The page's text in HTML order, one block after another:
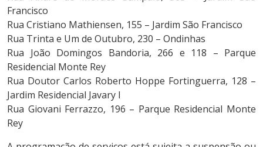
Francisco
Rua Cristiano Mathiensen, 155 – Jardim São Francisco
Rua Trinta e Um de Outubro, 230 – Ondinhas
Rua João Domingos Bandoria, 266 e 118 – Parque
Residencial Monte Rey
Rua Doutor Carlos Roberto Hoppe Fortinguerra, 128 –
Jardim Residencial Javary I
Rua Giovani Ferrazzo, 196 – Parque Residencial Monte
Rey